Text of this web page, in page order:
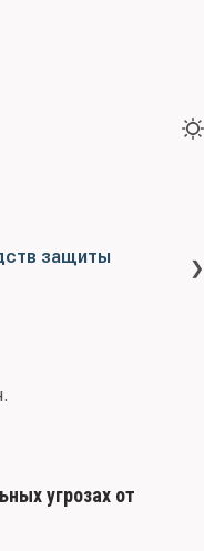
защиты
❯
угрозах от